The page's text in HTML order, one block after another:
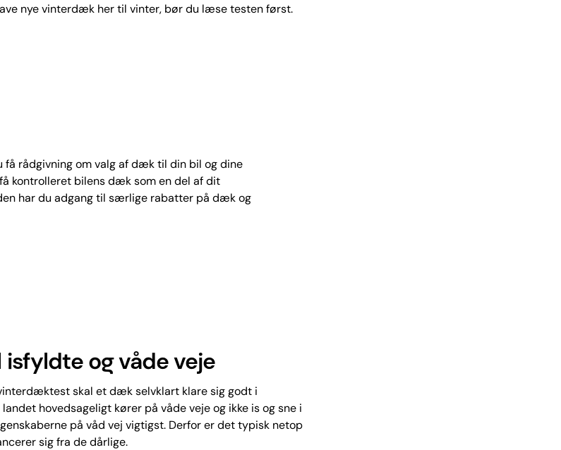
nye vinterdæk her til vinter, bør du læse testen først.
få rådgivning om valg af dæk til din bil og dine
få kontrolleret bilens dæk som en del af dit
har du adgang til særlige rabatter på dæk og
og våde veje
skal et dæk selvklart klare sig godt i
hovedsageligt kører på våde veje og ikke is og sne i
på våd vej vigtigst. Derfor er det typisk netop
sig fra de dårlige.